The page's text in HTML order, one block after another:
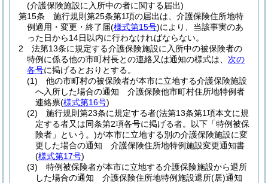
(介護保険施設に入所中の者に関する届出)
第15条
施行規則第25条第1項の届出は、介護保険住所地特
例適用・変更・終了届(様式第15号)により、当該事実のあ
った日から14日以内に行わなければならない。
2
法第13条に規定する介護保険施設に入所中の被保険者の
特例に係る他の市町村長との連絡又は通知の様式は、 次の
各号に掲げるとおりとする。
(1)
他の市町村の被保険者が本市に立地する介護保険施設
へ入所した場合の通知 介護保険他市町村住所地特例者
連絡票(様式第16号)
(2)
施行規則第23条に規定する者(法第13条第1項本文に規
定する者又は同条第2項各号に掲げる者。以下「特例被保
険者」という。)が本市に立地する別の介護保険施設に変
更した場合の通知 介護保険住所地特例施設変更通知書
(様式第17号)
(3)
特例被保険者が本市に立地する介護保険施設から退所
した場合の通知 介護保険住所地特例施設退所(居)通知